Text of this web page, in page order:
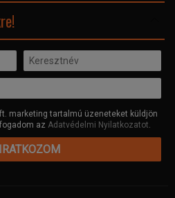
marketing tartalmú üzeneteket küldjön
elfogadom az Adatvédelmi Nyilatkozatot.